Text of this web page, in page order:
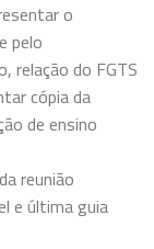
o
pelo
relação do FGTS
cópia da
de ensino
reunião
e última guia